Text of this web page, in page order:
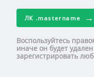
ЛК .mastername
Воспользуйтесь
иначе он будет
зарегистрировать